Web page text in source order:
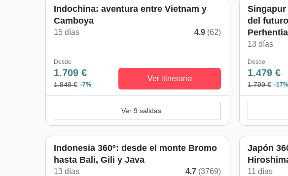
Indochina: aventura entre Vietnam y
Camboya
15 días 4.9 (62)
Desde
1.709 €
1.849 € -7%
Ver itinerario
Ver 9 salidas
del
13 días
Desde
1.479 €
1.799 € -17%
Indonesia 360º: desde el monte Bromo
hasta Bali, Gili y Java
13 días 4.7 (3769)
Japón
11 días